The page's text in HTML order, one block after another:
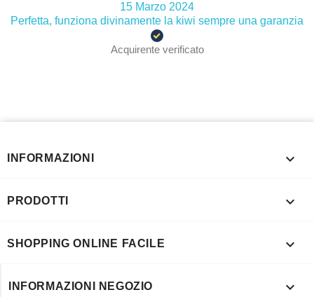
15 Marzo 2024
Perfetta, funziona divinamente la kiwi sempre una garanzia
Acquirente verificato
INFORMAZIONI 
PRODOTTI 
SHOPPING ONLINE FACILE 
INFORMAZIONI NEGOZIO 